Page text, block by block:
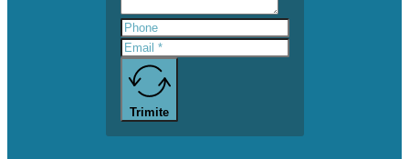
Trimite